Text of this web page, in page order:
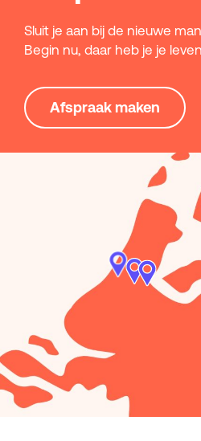
Sluit je aan bij de nieuwe
Begin nu, daar heb je je
Afspraak maken